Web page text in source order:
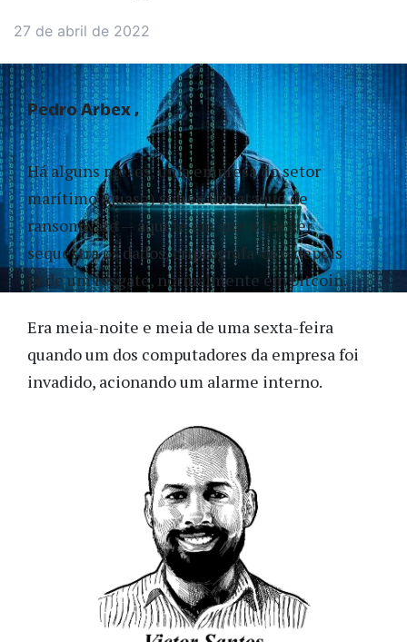
27 de abril de 2022
Há alguns meses, uma empresa do setor
marítimo (quase) sofreu um ataque de
ransomware — aquele em que o hacker
sequestra os dados, criptografa-os e depois
pede um resgate, normalmente em bitcoin.
Era meia-noite e meia de uma sexta-feira
quando um dos computadores da empresa foi
invadido, acionando um alarme interno.
Pedro Arbex